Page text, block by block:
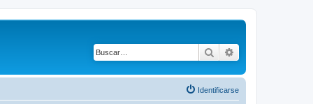
Buscar
Identificarse